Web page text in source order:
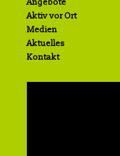
Aktiv vor Ort
Medien
Aktuelles
Kontakt